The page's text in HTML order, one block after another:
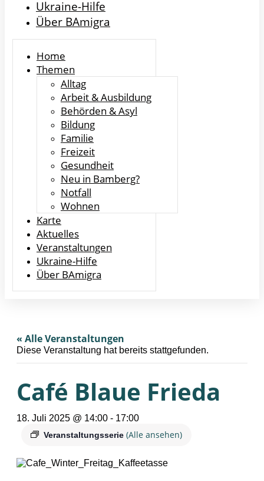
Ukraine-Hilfe
Über BAmigra
Home
Themen
Alltag
Arbeit & Ausbildung
Behörden & Asyl
Bildung
Familie
Freizeit
Gesundheit
Neu in Bamberg?
Notfall
Wohnen
Karte
Aktuelles
Veranstaltungen
Ukraine-Hilfe
Über BAmigra
« Alle Veranstaltungen
Diese Veranstaltung hat bereits stattgefunden.
Café Blaue Frieda
18. Juli 2025 @ 14:00 - 17:00
Veranstaltungsserie (Alle ansehen)